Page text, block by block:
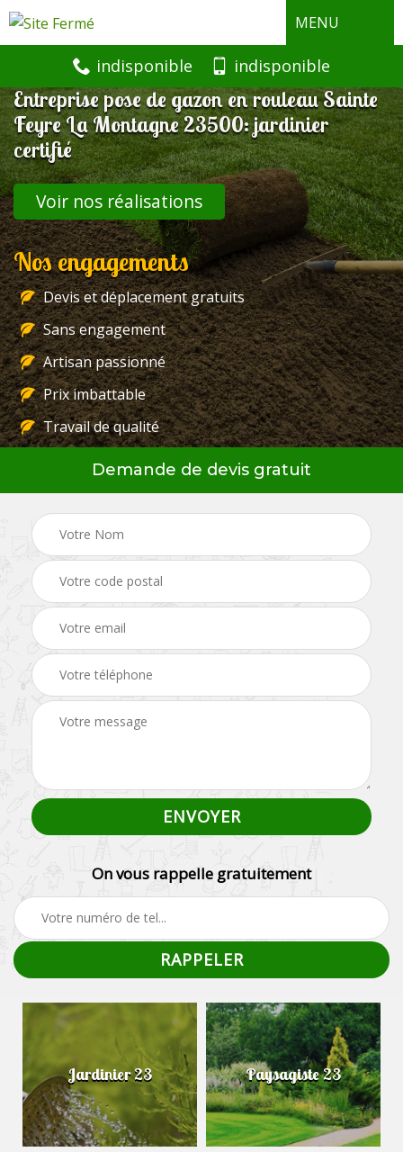
MENU
indisponible indisponible
Entreprise pose de gazon en rouleau Sainte
Feyre La Montagne 23500: jardinier
certifié
Voir nos réalisations
Nos engagements
Devis et déplacement gratuits
Sans engagement
Artisan passionné
Prix imbattable
Travail de qualité
Demande de devis gratuit
On vous rappelle gratuitement
Jardinier 23 Paysagiste 23